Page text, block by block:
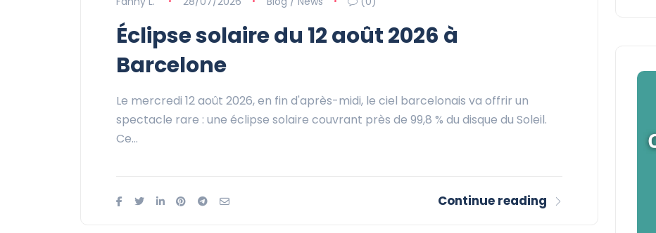
Éclipse solaire du 12 août 2026 à
Barcelone
Le mercredi 12 août 2026, en fin d'après-midi, le ciel barcelonais va offrir un
spectacle rare : une éclipse solaire couvrant près de 99,8 % du disque du Soleil.
Ce…
Continue reading